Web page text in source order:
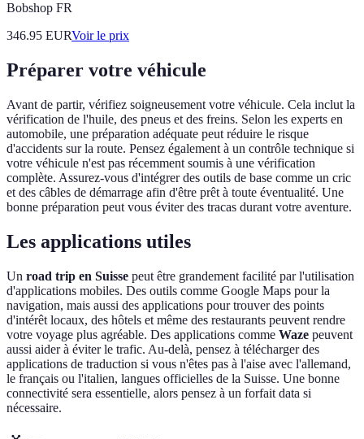
Bobshop FR
346.95 EURVoir le prix
Préparer votre véhicule
Avant de partir, vérifiez soigneusement votre véhicule. Cela inclut la
vérification de l'huile, des pneus et des freins. Selon les experts en
automobile, une préparation adéquate peut réduire le risque
d'accidents sur la route. Pensez également à un contrôle technique si
votre véhicule n'est pas récemment soumis à une vérification
complète. Assurez-vous d'intégrer des outils de base comme un cric
et des câbles de démarrage afin d'être prêt à toute éventualité. Une
bonne préparation peut vous éviter des tracas durant votre aventure.
Les applications utiles
Un road trip en Suisse peut être grandement facilité par l'utilisation
d'applications mobiles. Des outils comme Google Maps pour la
navigation, mais aussi des applications pour trouver des points
d'intérêt locaux, des hôtels et même des restaurants peuvent rendre
votre voyage plus agréable. Des applications comme Waze peuvent
aussi aider à éviter le trafic. Au-delà, pensez à télécharger des
applications de traduction si vous n'êtes pas à l'aise avec l'allemand,
le français ou l'italien, langues officielles de la Suisse. Une bonne
connectivité sera essentielle, alors pensez à un forfait data si
nécessaire.